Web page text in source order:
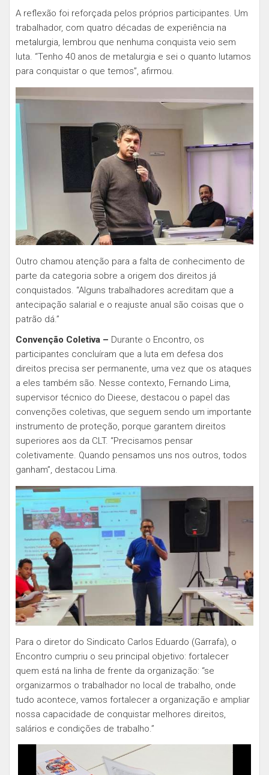
A reflexão foi reforçada pelos próprios participantes. Um
trabalhador, com quatro décadas de experiência na
metalurgia, lembrou que nenhuma conquista veio sem
luta. “Tenho 40 anos de metalurgia e sei o quanto lutamos
para conquistar o que temos”, afirmou.
Outro chamou atenção para a falta de conhecimento de
parte da categoria sobre a origem dos direitos já
conquistados. “Alguns trabalhadores acreditam que a
antecipação salarial e o reajuste anual são coisas que o
patrão dá.”
Convenção Coletiva – Durante o Encontro, os
participantes concluíram que a luta em defesa dos
direitos precisa ser permanente, uma vez que os ataques
a eles também são. Nesse contexto, Fernando Lima,
supervisor técnico do Dieese, destacou o papel das
convenções coletivas, que seguem sendo um importante
instrumento de proteção, porque garantem direitos
superiores aos da CLT. “Precisamos pensar
coletivamente. Quando pensamos uns nos outros, todos
ganham”, destacou Lima.
Para o diretor do Sindicato Carlos Eduardo (Garrafa), o
Encontro cumpriu o seu principal objetivo: fortalecer
quem está na linha de frente da organização: “se
organizarmos o trabalhador no local de trabalho, onde
tudo acontece, vamos fortalecer a organização e ampliar
nossa capacidade de conquistar melhores direitos,
salários e condições de trabalho.”